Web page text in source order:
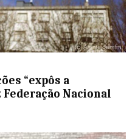
“expôs a
Federação Nacional